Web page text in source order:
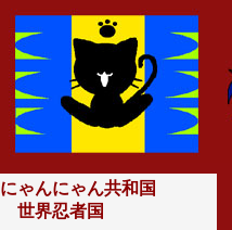
にゃんにゃん共和国
世界忍者国